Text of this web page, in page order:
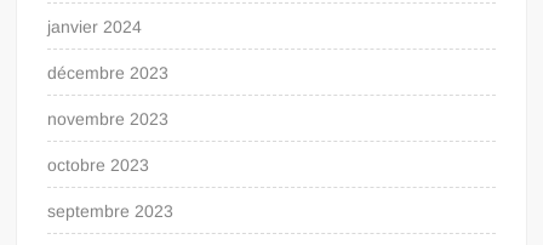
janvier 2024
décembre 2023
novembre 2023
octobre 2023
septembre 2023